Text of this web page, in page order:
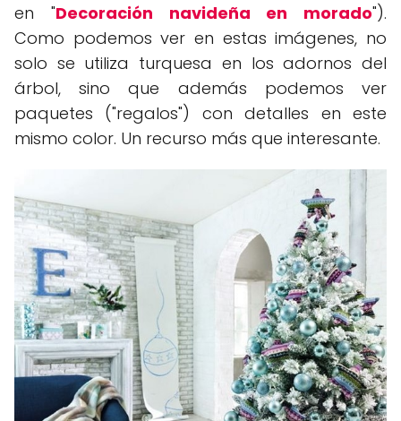
en "Decoración navideña en morado").
Como podemos ver en estas imágenes, no
solo se utiliza turquesa en los adornos del
árbol, sino que además podemos ver
paquetes ("regalos") con detalles en este
mismo color. Un recurso más que interesante.